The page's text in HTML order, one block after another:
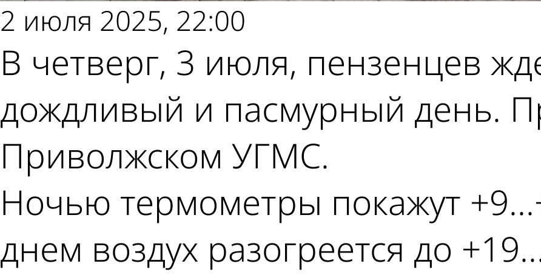
2 июля 2025, 22:00
В четверг, 3 июля, пензенцев
дождливый и пасмурный день.
Приволжском УГМС.
Ночью термометры покажут
днем воздух разогреется до